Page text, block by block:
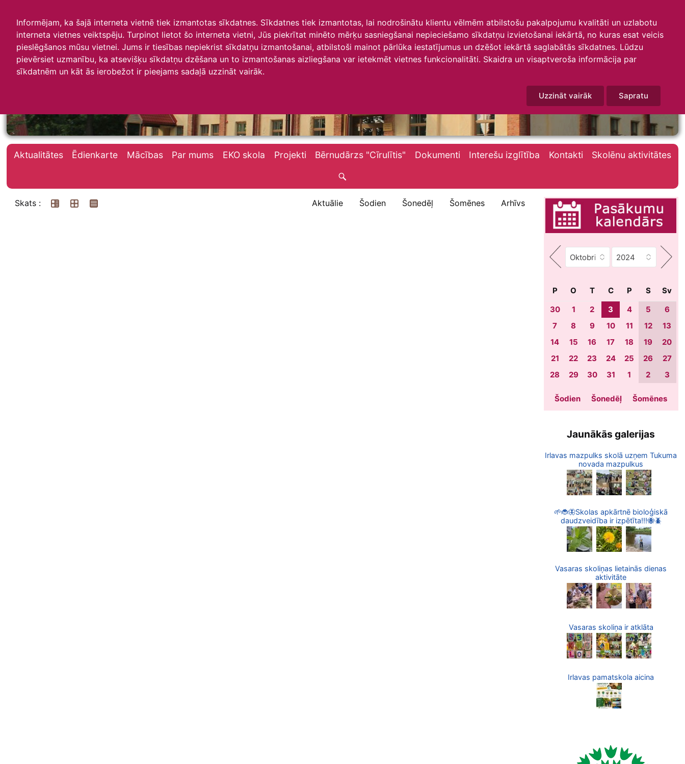
Informējam, ka šajā interneta vietnē tiek izmantotas sīkdatnes. Sīkdatnes tiek izmantotas, lai nodrošinātu klientu vēlmēm atbilstošu pakalpojumu kvalitāti un uzlabotu
interneta vietnes veiktspēju. Turpinot lietot šo interneta vietni, Jūs piekrītat minēto mērķu sasniegšanai nepieciešamo sīkdatņu izvietošanai iekārtā, no kuras esat veicis
pieslēgšanos mūsu vietnei. Jums ir tiesības nepiekrist sīkdatņu izmantošanai, atbilstoši mainot pārlūka iestatījumus un dzēšot iekārtā saglabātās sīkdatnes. Lūdzu
pievērsiet uzmanību, ka atsevišķu sīkdatņu dzēšana un to izmantošanas aizliegšana var ietekmēt vietnes funkcionalitāti. Skaidra un visaptveroša informācija par
sīkdatnēm un kāt ās ierobežot ir pieejams sadaļā uzzināt vairāk.
Uzzināt vairāk Sapratu
Irlavas skola
Aktualitātes Ēdienkarte Mācības Par mums EKO skola Projekti Bērnudārzs "Cīrulītis" Dokumenti Interešu izglītība Kontakti Skolēnu aktivitātes
Skats : Aktuālie Šodien Šonedēļ Šomēnes Arhīvs
P O T C P S
Sv
30
1 2 3 4 5
6
7
8 9 10 11 12
13
14
15 16 17 18 19
20
21
22 23 24 25 26
27
28
29 30 31 1 2 3
Šodien Šonedēļ Šomēnes
Jaunākās galerijas
Irlavas mazpulks skolā uzņem Tukuma
novada mazpulkus
🌱🐞🦋Skolas apkārtnē bioloģiskā
daudzveidība ir izpētīta!!!🐝🪲
Vasaras skoliņas lietainās dienas
aktivitāte
Vasaras skoliņa ir atklāta
Irlavas pamatskola aicina